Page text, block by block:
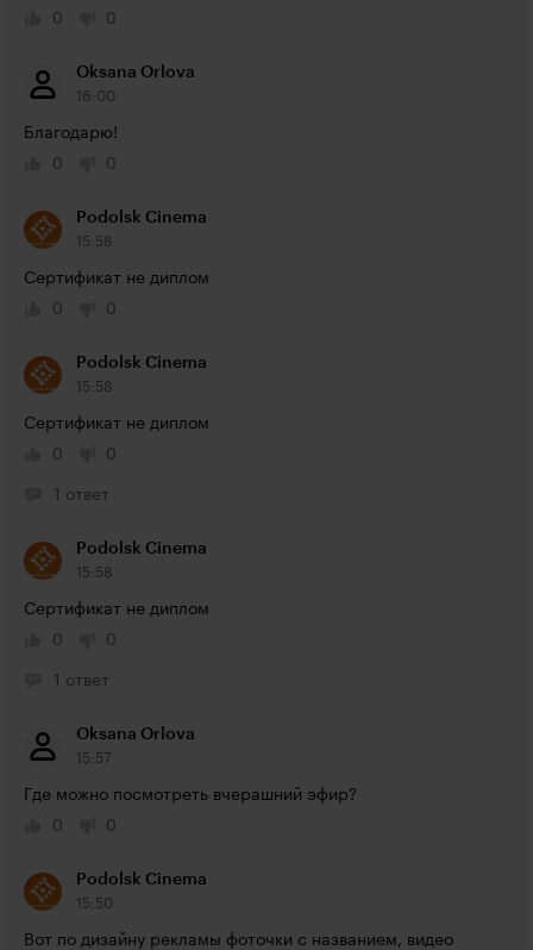
0 0
Oksana Orlova
16:00
Благодарю!
0
0
Podolsk Cinema
15:58
Сертификат не диплом
0
0
Podolsk Cinema
15:58
Сертификат не диплом
0
0
1 ответ
Podolsk Cinema
15:58
Сертификат не диплом
0
0
1 ответ
Oksana Orlova
15:57
Где можно посмотреть вчерашний эфир?
0
0
Podolsk Cinema
15:50
Вот по дизайну рекламы фоточки с названием, видео